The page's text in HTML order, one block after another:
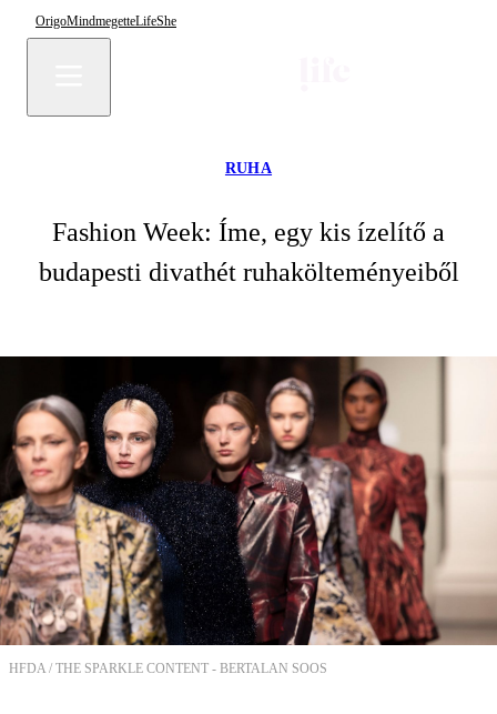
OrigoMindmegetteLifeShe
RUHA
Fashion Week: Íme, egy kis ízelítő a
budapesti divathét ruhakölteményeiből
HFDA / THE SPARKLE CONTENT - BERTALAN SOOS